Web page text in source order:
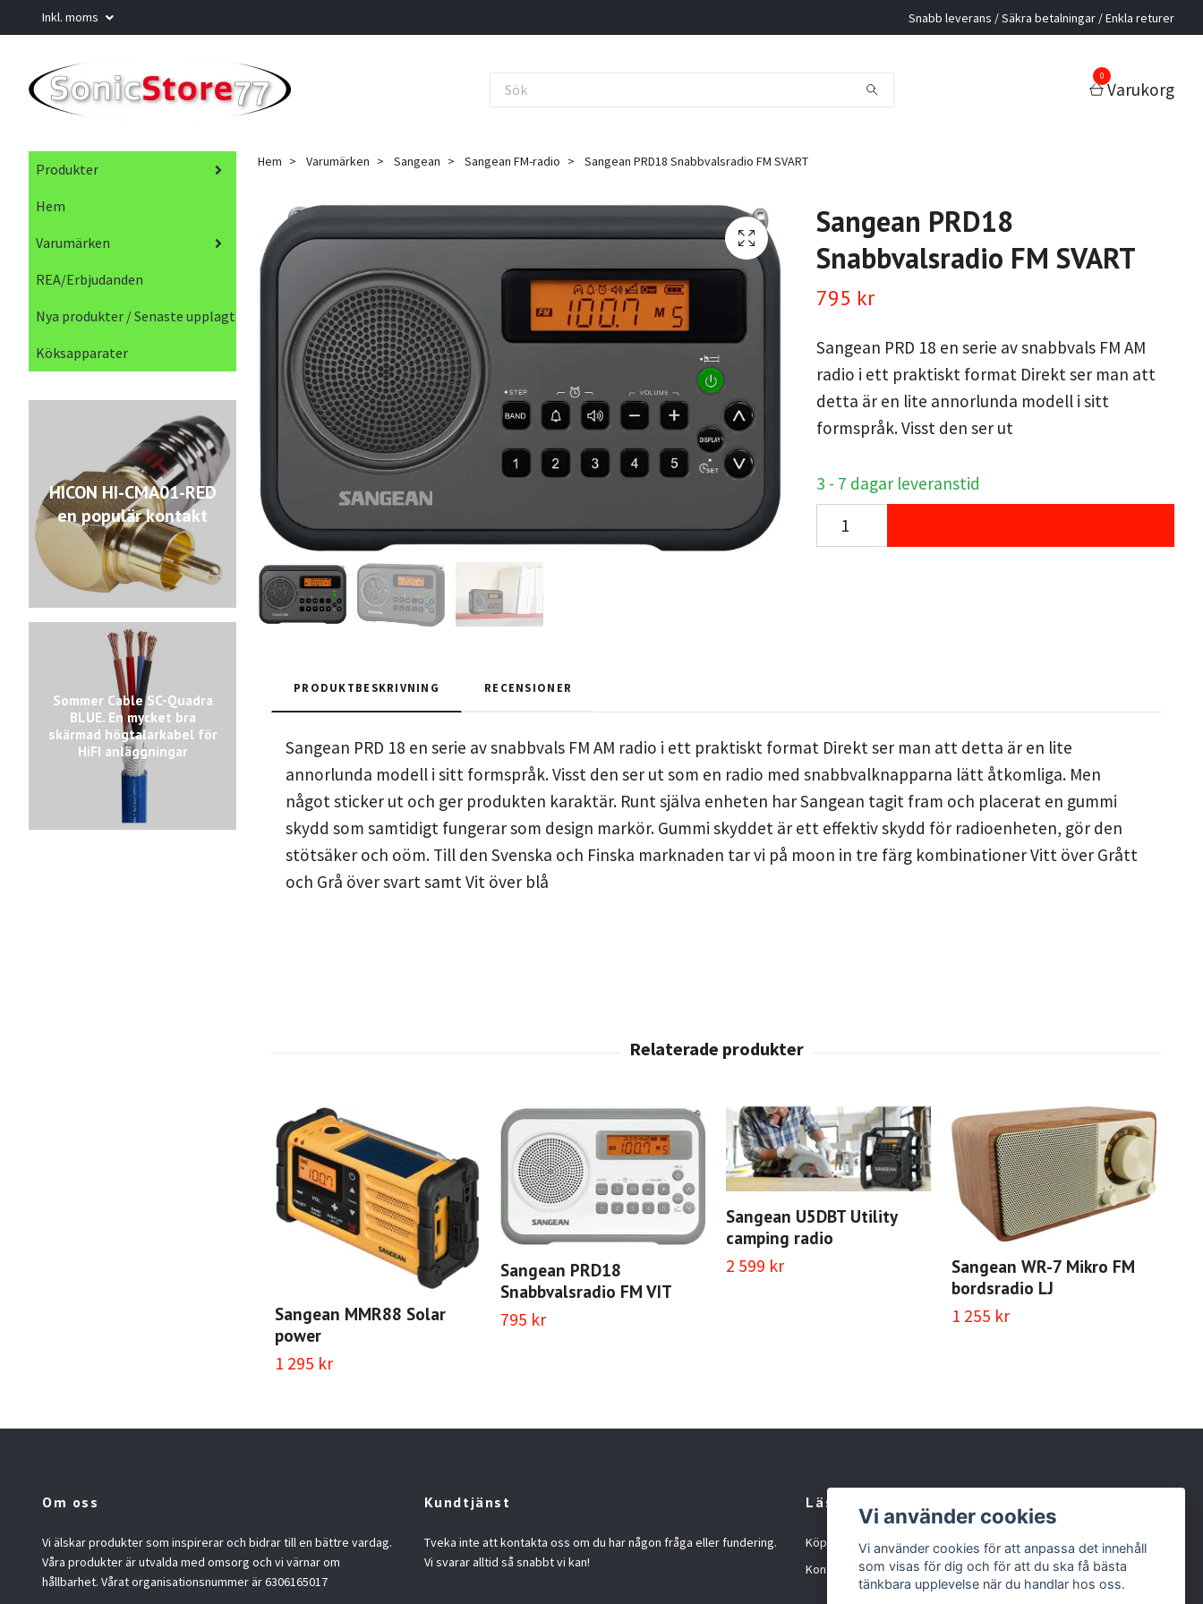
Inkl. moms Snabb leverans / Säkra betalningar / Enkla returer
0
Varukorg
Produkter
Hem
Varumärken
REA/Erbjudanden
Nya produkter / Senaste upplagt
Köksapparater
HICON HI-CMA01-RED
en populär kontakt
Sommer Cable SC-Quadra
BLUE. En mycket bra
skärmad högtalarkabel för
HiFI anläggningar
Hem Varumärken Sangean Sangean FM-radio Sangean PRD18 Snabbvalsradio FM SVART
Sangean PRD18
Snabbvalsradio FM SVART
795 kr
Sangean PRD 18 en serie av snabbvals FM AM
radio i ett praktiskt format Direkt ser man att
detta är en lite annorlunda modell i sitt
formspråk. Visst den ser ut
3 - 7 dagar leveranstid
PRODUKTBESKRIVNING RECENSIONER
Sangean PRD 18 en serie av snabbvals FM AM radio i ett praktiskt format Direkt ser man att detta är en lite
annorlunda modell i sitt formspråk. Visst den ser ut som en radio med snabbvalknapparna lätt åtkomliga. Men
något sticker ut och ger produkten karaktär. Runt själva enheten har Sangean tagit fram och placerat en gummi
skydd som samtidigt fungerar som design markör. Gummi skyddet är ett effektiv skydd för radioenheten, gör den
stötsäker och oöm. Till den Svenska och Finska marknaden tar vi på moon in tre färg kombinationer Vitt över Grått
och Grå över svart samt Vit över blå
Sangean MMR88 Solar
power
1 295 kr
Sangean PRD18
Snabbvalsradio FM VIT
795 kr
Sangean U5DBT Utility
camping radio
2 599 kr
Sangean WR-7 Mikro FM
bordsradio LJ
1 255 kr
Om oss
Vi älskar produkter som inspirerar och bidrar till en bättre vardag.
Våra produkter är utvalda med omsorg och vi värnar om
hållbarhet. Vårat organisationsnummer är 6306165017
Kundtjänst
Tveka inte att kontakta oss om du har någon fråga eller fundering.
Vi svarar alltid så snabbt vi kan!
Läs mer
Köpvillkor
Kontakt
Vi använder cookies
Vi använder cookies för att anpassa det innehåll
som visas för dig och för att du ska få bästa
tänkbara upplevelse när du handlar hos oss.